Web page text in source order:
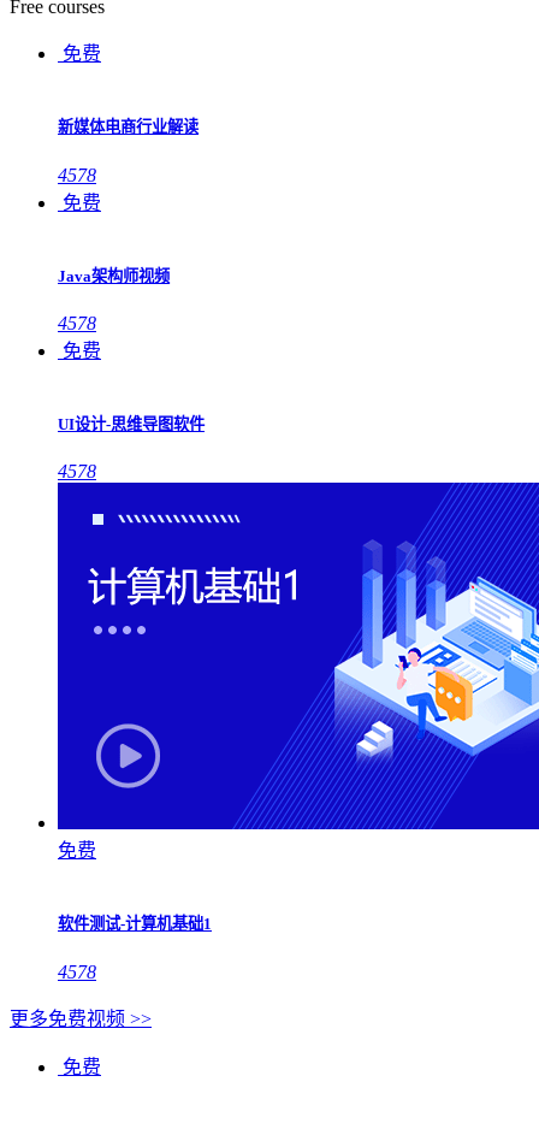
Free courses
免费
新媒体电商行业解读
4578
免费
Java架构师视频
4578
免费
UI设计-思维导图软件
4578
免费
软件测试-计算机基础1
4578
更多免费视频 >>
免费